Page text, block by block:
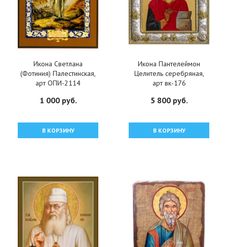
Икона Светлана
(Фотиния) Палестинская,
арт ОПИ-2114
1 000 руб.
В КОРЗИНУ
Икона Пантелеймон
Целитель серебряная,
арт вк-176
5 800 руб.
В КОРЗИНУ